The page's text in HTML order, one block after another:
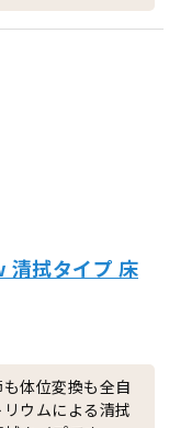
清拭タイプ 床
体位変換も全自
ウムによる清拭